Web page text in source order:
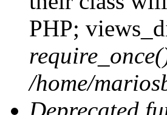
PHP;
/home/
Deprecated